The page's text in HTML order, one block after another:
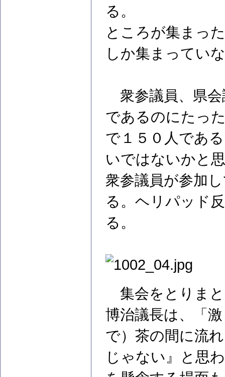
る。
ところが集まっ
しか集まってい
衆参議員、県会
であるのにたっ
で１５０人であ
いではないかと
衆参議員が参加
る。ヘリパッド
る。
集会をとりまと
博治議長は、「
で）茶の間に流
じゃない』と思